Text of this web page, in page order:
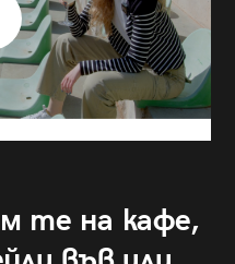
те на кафе,